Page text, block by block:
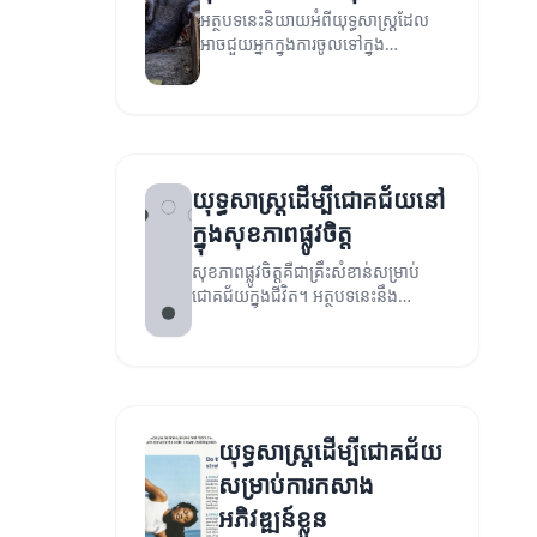
អត្ថបទនេះនិយាយអំពីយុទ្ធសាស្ត្រដែល
អាចជួយអ្នកក្នុងការចូលទៅក្នុង
យុទ្ធសាស្ត្រដើម្បីជោគជ័យនៅ
ក្នុងសុខភាពផ្លូវចិត្ត
សុខភាពផ្លូវចិត្តគឺជាគ្រឹះសំខាន់សម្រាប់
ជោគជ័យក្នុងជីវិត។ អត្ថបទនេះនឹង
យុទ្ធសាស្ត្រដើម្បីជោគជ័យ
សម្រាប់ការកសាង
អភិវឌ្ឍន៍ខ្លួន